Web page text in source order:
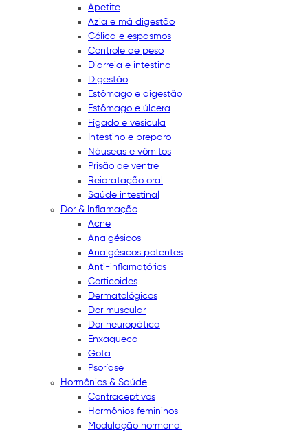
Apetite
Azia e má digestão
Cólica e espasmos
Controle de peso
Diarreia e intestino
Digestão
Estômago e digestão
Estômago e úlcera
Fígado e vesícula
Intestino e preparo
Náuseas e vômitos
Prisão de ventre
Reidratação oral
Saúde intestinal
Dor & Inflamação
Acne
Analgésicos
Analgésicos potentes
Anti-inflamatórios
Corticoides
Dermatológicos
Dor muscular
Dor neuropática
Enxaqueca
Gota
Psoríase
Hormônios & Saúde
Contraceptivos
Hormônios femininos
Modulação hormonal